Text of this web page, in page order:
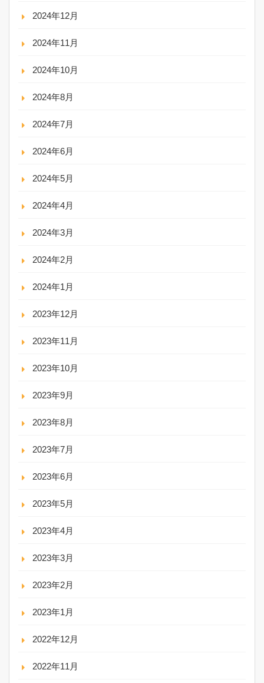
2024年12月
2024年11月
2024年10月
2024年8月
2024年7月
2024年6月
2024年5月
2024年4月
2024年3月
2024年2月
2024年1月
2023年12月
2023年11月
2023年10月
2023年9月
2023年8月
2023年7月
2023年6月
2023年5月
2023年4月
2023年3月
2023年2月
2023年1月
2022年12月
2022年11月